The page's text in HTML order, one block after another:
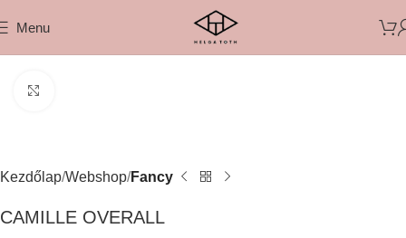
Menu
Kezdőlap Webshop Fancy
CAMILLE OVERALL